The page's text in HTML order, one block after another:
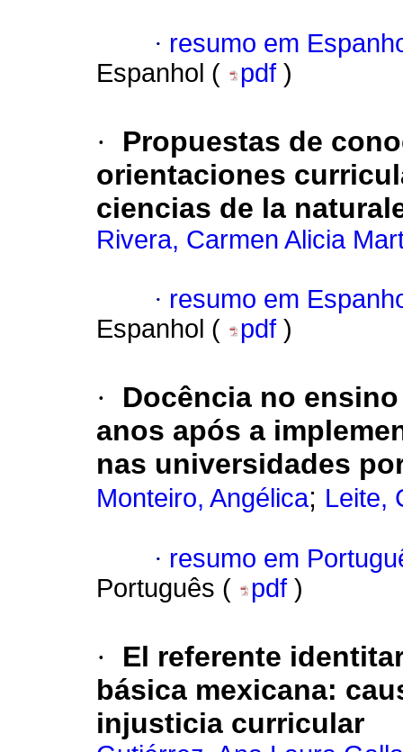
· resumo em
Espanhol (
pdf )
·
Propuestas de
orientaciones
ciencias de la
Rivera, Carmen Alicia
· resumo em
Espanhol (
pdf )
·
Docência no
anos após a
nas universidades
Monteiro, Angélica; Leite,
· resumo em
Português (
pdf )
·
El referente
básica mexicana:
injusticia curricular